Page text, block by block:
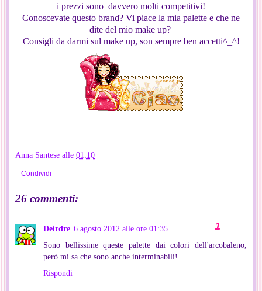
i prezzi sono davvero molti competitivi!
Conoscevate questo brand? Vi piace la mia palette e che ne
dite del mio make up?
Consigli da darmi sul make up, son sempre ben accetti^_^!
Anna Santese alle 01:10
Condividi
26 commenti:
Deirdre 6 agosto 2012 alle ore 01:35
Sono bellissime queste palette dai colori dell'arcobaleno,
però mi sa che sono anche interminabili!
Rispondi